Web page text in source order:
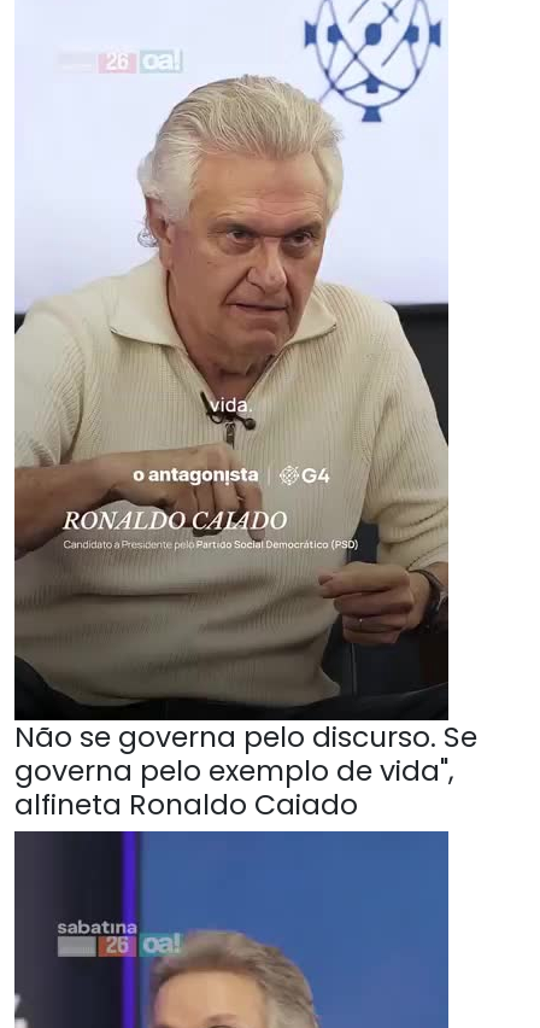
Não se governa pelo discurso. Se
governa pelo exemplo de vida",
alfineta Ronaldo Caiado